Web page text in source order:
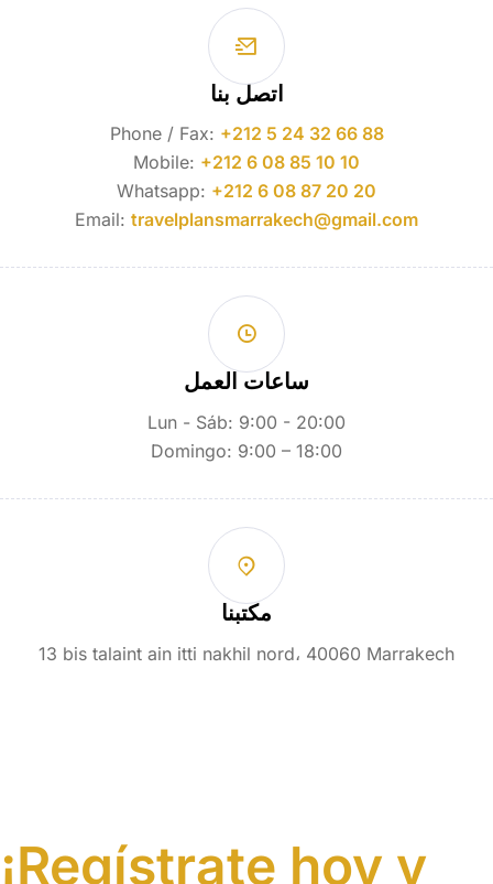
اتصل بنا
Phone / Fax: +212 5 24 32 66 88
Mobile: +212 6 08 85 10 10
Whatsapp: +212 6 08 87 20 20
Email: travelplansmarrakech@gmail.com
ساعات العمل
Lun - Sáb: 9:00 - 20:00
Domingo: 9:00 – 18:00
مكتبنا
13 bis talaint ain itti nakhil nord، 40060 Marrakech
¡Regístrate hoy y